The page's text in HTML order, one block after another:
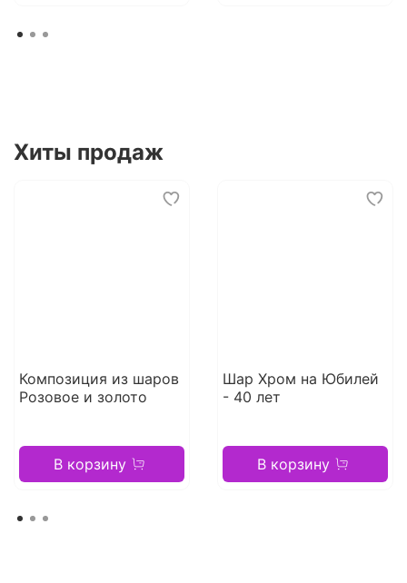
Хиты продаж
Композиция из шаров
Розовое и золото
В корзину
Шар Хром на Юбилей
- 40 лет
В корзину